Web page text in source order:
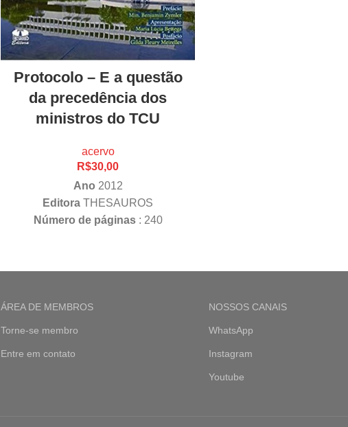
Protocolo – E a questão
da precedência dos
ministros do TCU
acervo
R$30,00
Ano 2012
Editora THESAUROS
Número de páginas: 240
ÁREA DE MEMBROS
Torne-se membro
Entre em contato
NOSSOS CANAIS
WhatsApp
Instagram
Youtube